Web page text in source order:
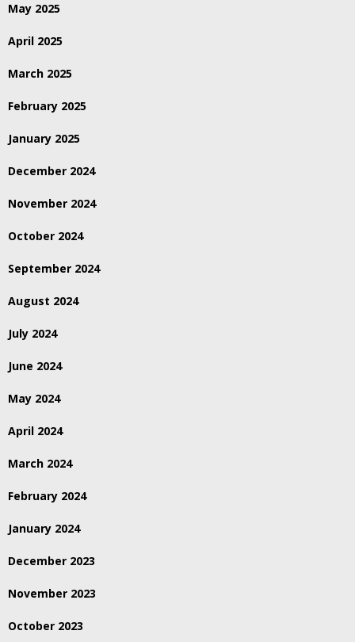
May 2025
April 2025
March 2025
February 2025
January 2025
December 2024
November 2024
October 2024
September 2024
August 2024
July 2024
June 2024
May 2024
April 2024
March 2024
February 2024
January 2024
December 2023
November 2023
October 2023